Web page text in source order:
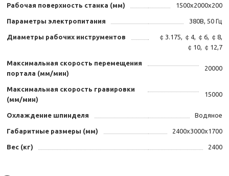
Рабочая поверхность станка (мм) 1500х2000х200
Параметры электропитания 380В, 50 Гц
Диаметры рабочих инструментов
￠3.175, ￠4, ￠6, ￠8,
￠10, ￠12,7
Максимальная скорость перемещения
портала (мм/мин)
20000
Максимальная скорость гравировки
(мм/мин)
15000
Охлаждение шпинделя Водяное
Габаритные размеры (мм) 2400х3000х1700
Вес (кг) 2400